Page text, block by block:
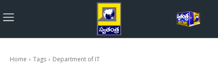
Home Tags Department of IT